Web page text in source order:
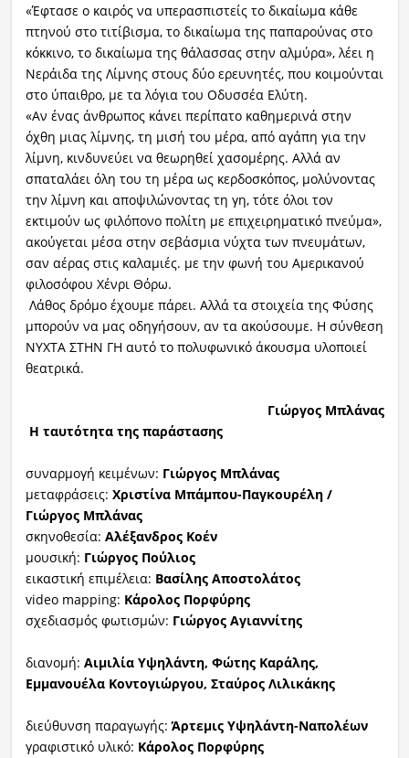
«Έφτασε ο καιρός να υπερασπιστείς το δικαίωμα κάθε
πτηνού στο τιτίβισμα, το δικαίωμα της παπαρούνας στο
κόκκινο, το δικαίωμα της θάλασσας στην αλμύρα», λέει η
Νεράιδα της Λίμνης στους δύο ερευνητές, που κοιμούνται
στο ύπαιθρο, με τα λόγια του Οδυσσέα Ελύτη.
«Αν ένας άνθρωπος κάνει περίπατο καθημερινά στην
όχθη μιας λίμνης, τη μισή του μέρα, από αγάπη για την
λίμνη, κινδυνεύει να θεωρηθεί χασομέρης. Αλλά αν
σπαταλάει όλη του τη μέρα ως κερδοσκόπος, μολύνοντας
την λίμνη και αποψιλώνοντας τη γη, τότε όλοι τον
εκτιμούν ως φιλόπονο πολίτη με επιχειρηματικό πνεύμα»,
ακούγεται μέσα στην σεβάσμια νύχτα των πνευμάτων,
σαν αέρας στις καλαμιές. με την φωνή του Αμερικανού
φιλοσόφου Χένρι Θόρω.
Λάθος δρόμο έχουμε πάρει. Αλλά τα στοιχεία της Φύσης
μπορούν να μας οδηγήσουν, αν τα ακούσουμε. Η σύνθεση
ΝΥΧΤΑ ΣΤΗΝ ΓΗ αυτό το πολυφωνικό άκουσμα υλοποιεί
θεατρικά.
Γιώργος Μπλάνας
Η ταυτότητα της παράστασης
συναρμογή κειμένων: Γιώργος Μπλάνας
μεταφράσεις: Χριστίνα Μπάμπου-Παγκουρέλη /
Γιώργος Μπλάνας
σκηνοθεσία: Αλέξανδρος Κοέν
μουσική: Γιώργος Πούλιος
εικαστική επιμέλεια: Βασίλης Αποστολάτος
video mapping: Κάρολος Πορφύρης
σχεδιασμός φωτισμών: Γιώργος Αγιαννίτης
διανομή: Αιμιλία Υψηλάντη, Φώτης Καράλης,
Εμμανουέλα Κοντογιώργου, Σταύρος Λιλικάκης
διεύθυνση παραγωγής:Άρτεμις Υψηλάντη-Ναπολέων
γραφιστικό υλικό: Κάρολος Πορφύρης